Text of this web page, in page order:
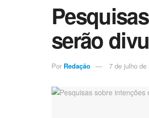
serão
Por Redação 7 de julho de